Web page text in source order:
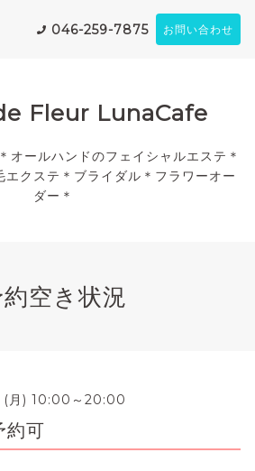
046-259-7875 お問い合わせ
Fleur LunaCafe
オールハンドのフェイシャルエステ＊
エクステ＊ブライダル＊フラワーオー
ダー＊
空き状況
月) 10:00～20:00
約可